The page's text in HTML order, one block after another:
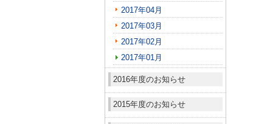
2017年04月
2017年03月
2017年02月
2017年01月
2016年度のお知らせ
2015年度のお知らせ